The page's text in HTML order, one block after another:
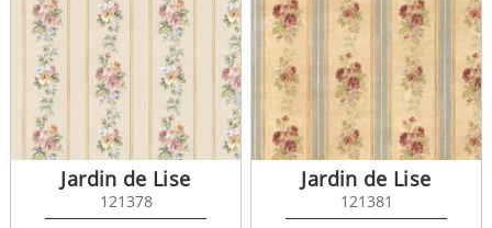
Jardin de Lise
121378
Jardin de Lise
121381